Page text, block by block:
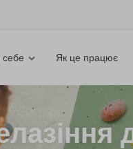
Як це працює